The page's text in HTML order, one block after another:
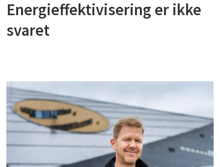
Energieffektivisering er ikke
svaret